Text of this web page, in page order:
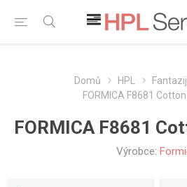
Domů HPL
FORMICA F8681 Cotton
FORMICA F8681
Výrobce: